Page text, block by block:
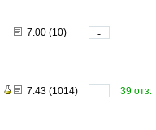
7.00 (10)
-
7.43 (1014) -
39 отз.